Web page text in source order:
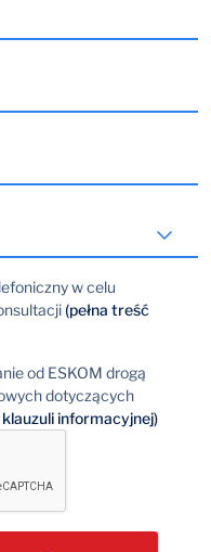
w celu
(pełna treść
od ESKOM drogą
dotyczących
klauzuli informacyjnej)